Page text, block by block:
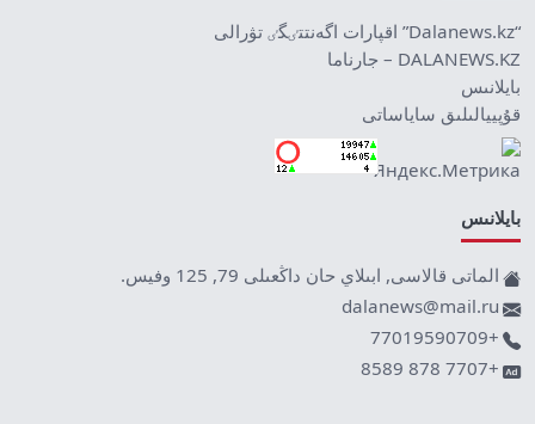
“Dalanews.kz” اقپارات اگەنتتٸگٸ تۋرالى
DALANEWS.KZ – جارناما
بايلانىس
قۇپييالىلىق ساياساتى
بايلانىس
الماتى قالاسى, ابىلاي حان داڭعىلى 79, 125 وفيس.
dalanews@mail.ru
+77019590709
+7707 878 8589